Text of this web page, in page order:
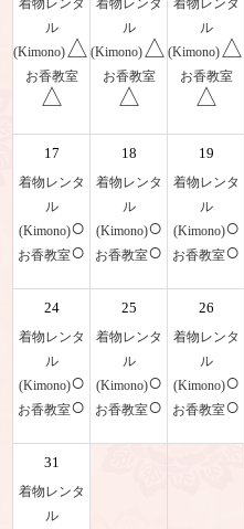
着物レンタ
ル
(Kimono) △
お香教室
△
着物レンタ
ル
(Kimono) △
お香教室
△
着物レンタ
ル
(Kimono) △
お香教室
△
17
着物レンタ
ル
(Kimono)○
お香教室○
18
着物レンタ
ル
(Kimono)○
お香教室○
19
着物レンタ
ル
(Kimono)○
お香教室○
24
着物レンタ
ル
(Kimono)○
お香教室○
25
着物レンタ
ル
(Kimono)○
お香教室○
26
着物レンタ
ル
(Kimono)○
お香教室○
31
着物レンタ
ル